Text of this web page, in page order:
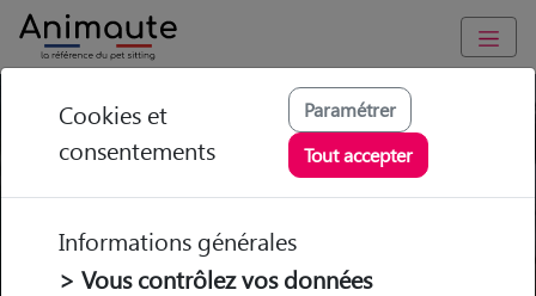
Trouvez votre gardien idéal !
Garde
chez le Pet Sitter
Garde
chez le Pet Sitter Visites
Visites
Cookies et
consentements
Paramétrer
Tout accepter
Informations générales
> Vous contrôlez vos données